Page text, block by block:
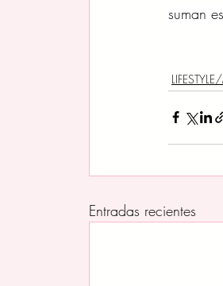
suman
Entradas recientes